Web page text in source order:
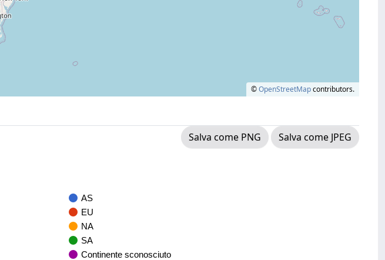
©OpenStreetMapcontributors.
Salva come PNG
Salva come JPEG
AS
EU
NA
SA
Continente sconosciuto